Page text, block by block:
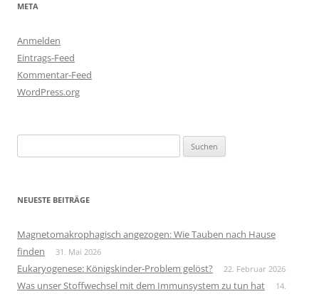
META
Anmelden
Eintrags-Feed
Kommentar-Feed
WordPress.org
nach:
NEUESTE BEITRÄGE
Magnetomakrophagisch angezogen: Wie Tauben nach Hause
finden
31. Mai 2026
Eukaryogenese: Königskinder-Problem gelöst? 22. Februar 2026
Was unser Stoffwechsel mit dem Immunsystem zu tun hat
14.